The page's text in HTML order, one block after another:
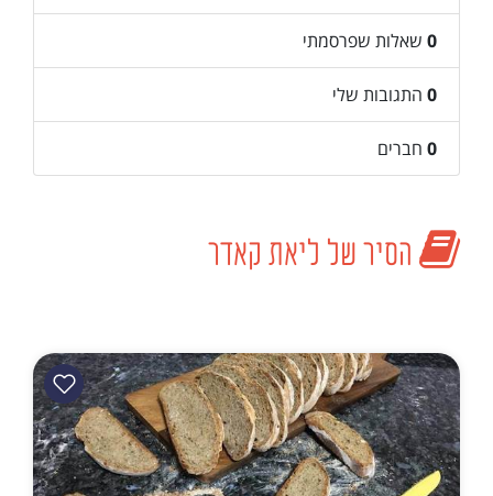
0 שאלות שפרסמתי
0 התגובות שלי
0 חברים
הסיר של ליאת קאדר